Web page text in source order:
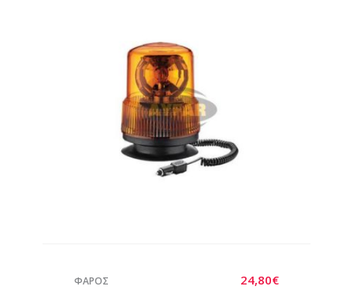
24,80€
ΦΑΡΟΣ